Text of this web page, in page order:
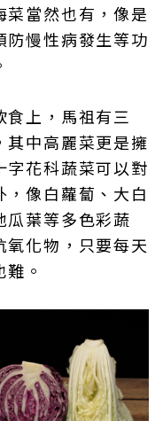
當然也有，像是
防慢性病發生等功
上，馬祖有三
其中高麗菜更是擁
字花科蔬菜可以對
像白蘿蔔、大白
瓜葉等多色彩蔬
化物，只要每天
。